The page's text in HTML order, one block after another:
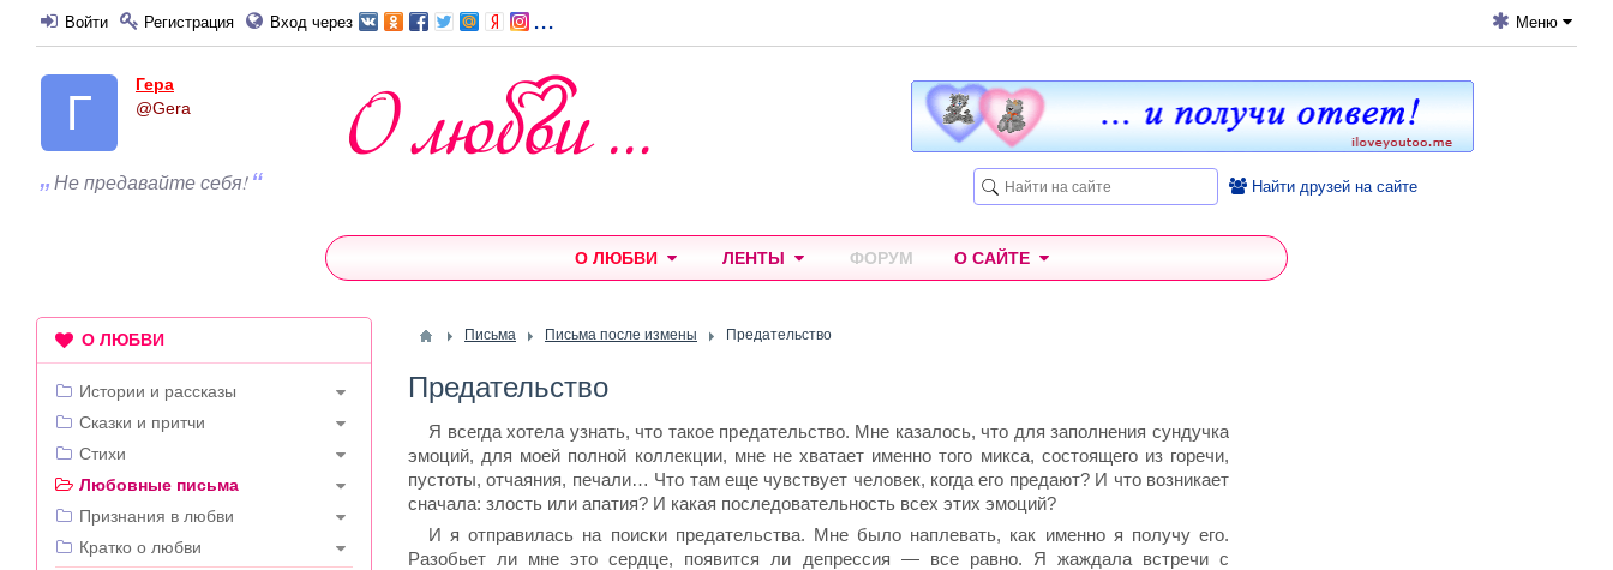
Войти Регистрация Вход через ... Меню
Найти друзей на сайте
Гера
@Gera
Не предавайте себя!
О ЛЮБВИ ЛЕНТЫ ФОРУМ О САЙТЕ
Письма Письма после измены Предательство
Предательство
Я всегда хотела узнать, что такое предательство. Мне казалось, что для заполнения сундучка
эмоций, для моей полной коллекции, мне не хватает именно того микса, состоящего из горечи,
пустоты, отчаяния, печали… Что там еще чувствует человек, когда его предают? И что возникает
сначала: злость или апатия? И какая последовательность всех этих эмоций?
И я отправилась на поиски предательства. Мне было наплевать, как именно я получу его.
Разобьет ли мне это сердце, появится ли депрессия — все равно. Я жаждала встречи с
О ЛЮБВИ
Истории и рассказы
Сказки и притчи
Стихи
Любовные письма
Признания в любви
Кратко о любви